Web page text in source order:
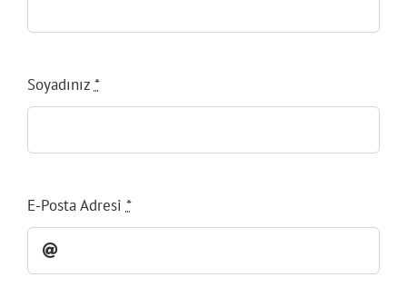
Soyadınız *
E-Posta Adresi *